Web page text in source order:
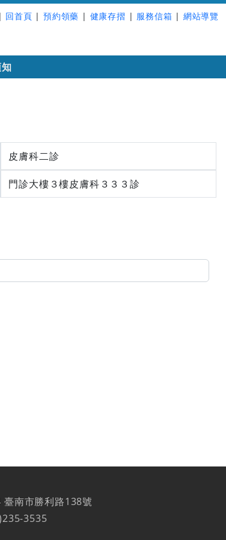
| 回首頁 | 預約領藥 | 健康存摺 | 服務信箱 | 網站導覽
皮膚科二診
門診大樓３樓皮膚科３３３診
臺南市勝利路138號
3535